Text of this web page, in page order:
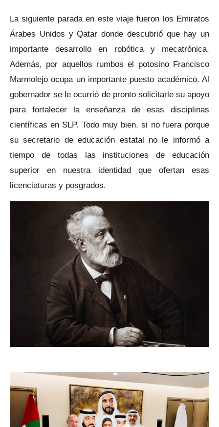
La siguiente parada en este viaje fueron los Emiratos
Árabes Unidos y Qatar donde descubrió que hay un
importante desarrollo en robótica y mecatrónica.
Además, por aquellos rumbos el potosino Francisco
Marmolejo ocupa un importante puesto académico. Al
gobernador se le ocurrió de pronto solicitarle su apoyo
para fortalecer la enseñanza de esas disciplinas
científicas en SLP. Todo muy bien, si no fuera porque
su secretario de educación estatal no le informó a
tiempo de todas las instituciones de educación
superior en nuestra identidad que ofertan esas
licenciaturas y posgrados.